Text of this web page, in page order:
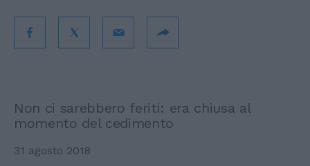
Non ci sarebbero feriti: era chiusa al
momento del cedimento
31 agosto 2018